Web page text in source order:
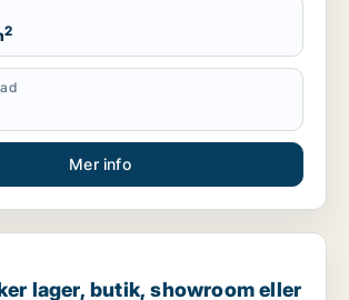
2
Mer info
butik, showroom eller garage för
lager, butik, showroom eller